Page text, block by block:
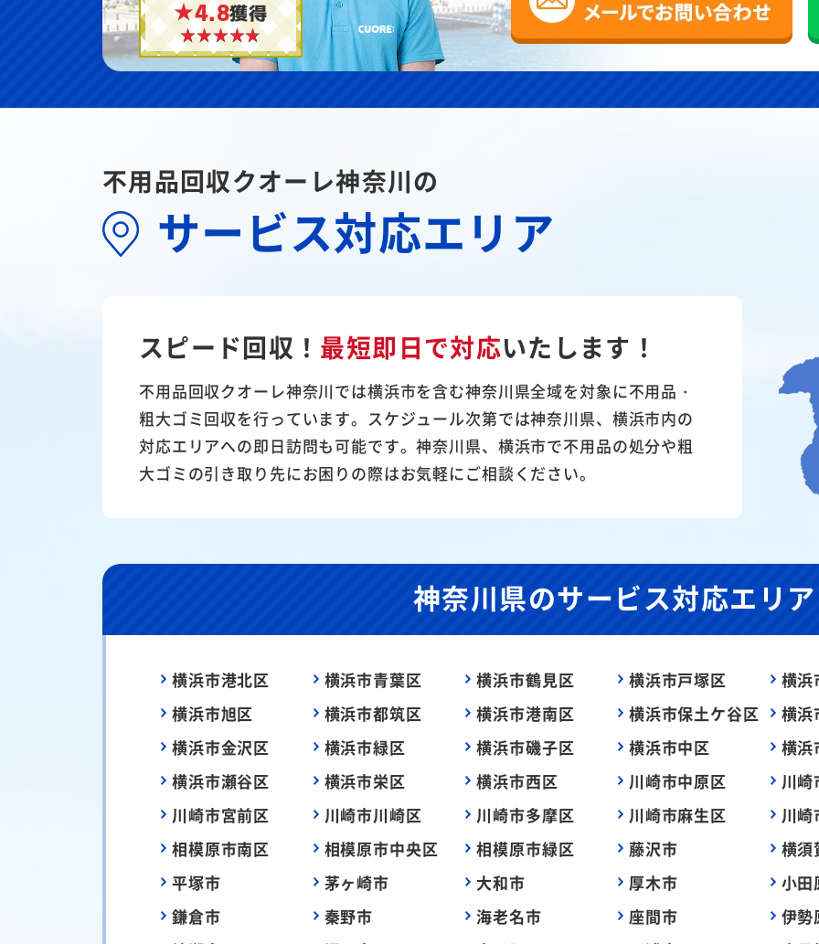
★4.8獲得
不用品回収クオーレ神奈川の
サービス対応エリア
スピード回収！ 最短即日で対応いたします！
不用品回収クオーレ神奈川では横浜市を含む神奈川県全域を対象に不用品・
粗大ゴミ回収を行っています。スケジュール次第では神奈川県、横浜市内の
対応エリアへの即日訪問も可能です。神奈川県、横浜市で不用品の処分や粗
大ゴミの引き取り先にお困りの際はお気軽にご相談ください。
神奈川県のサービス対応エリア
横浜市港北区 横浜市青葉区 横浜市鶴見区 横浜市戸塚区
横浜
横浜市旭区
横浜市都筑区 横浜市港南区 横浜市保土ケ谷区
横浜
横浜市金沢区
横浜市緑区 横浜市磯子区 横浜市中区
横浜
横浜市瀬谷区
横浜市栄区 横浜市西区 川崎市中原区
川
川崎市宮前区
川崎市川崎区 川崎市多摩区 川崎市麻生区
川
相模原市南区
相模原市中央区 相模原市緑区 藤沢市
横須
平塚市
茅ヶ崎市 大和市 厚木市
小田
鎌倉市
秦野市 海老名市 座間市
伊勢